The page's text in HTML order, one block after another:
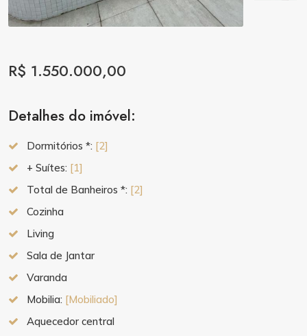
R$ 1.550.000,00
Detalhes do imóvel:
Dormitórios *: [2]
+ Suítes: [1]
Total de Banheiros *: [2]
Cozinha
Living
Sala de Jantar
Varanda
Mobilia: [Mobiliado]
Aquecedor central